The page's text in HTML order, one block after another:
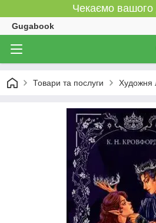
Чекаємо вашого
Gugabook
Товари та послуги Художня